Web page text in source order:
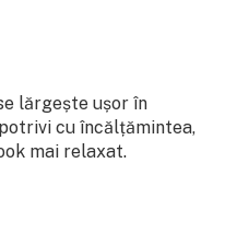
lărgește ușor în
cu încălțămintea,
mai relaxat.